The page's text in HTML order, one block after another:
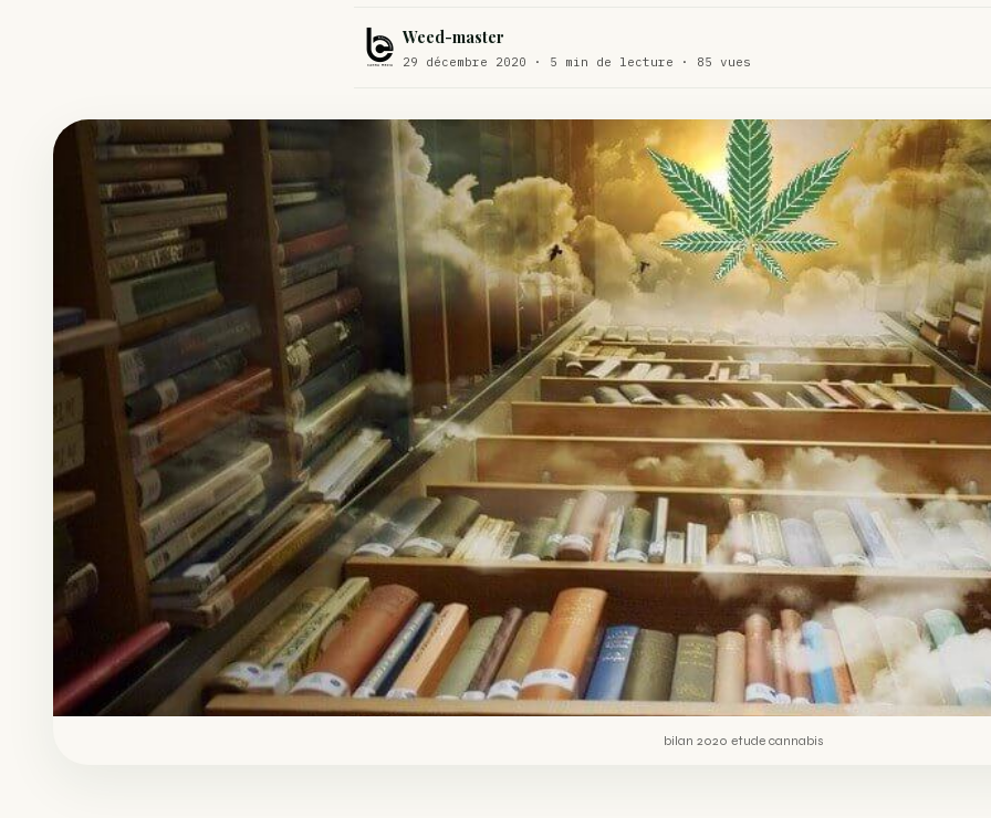
Étude : L’extrait de cannabis, un traitement efficace contre les maux de dos… ACTU
Weed-master
29 décembre 2020 · 5 min de lecture · 85 vues
bilan 2020 etude cannabis